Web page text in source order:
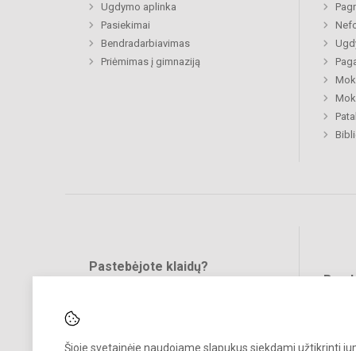
Šioje svetainėje naudojame slapukus siekdami užtikrinti
Ugdymo aplinka
Pasiekimai
Bendradarbiavimas
Priėmimas į gimnaziją
Pastebėjote klaidų?